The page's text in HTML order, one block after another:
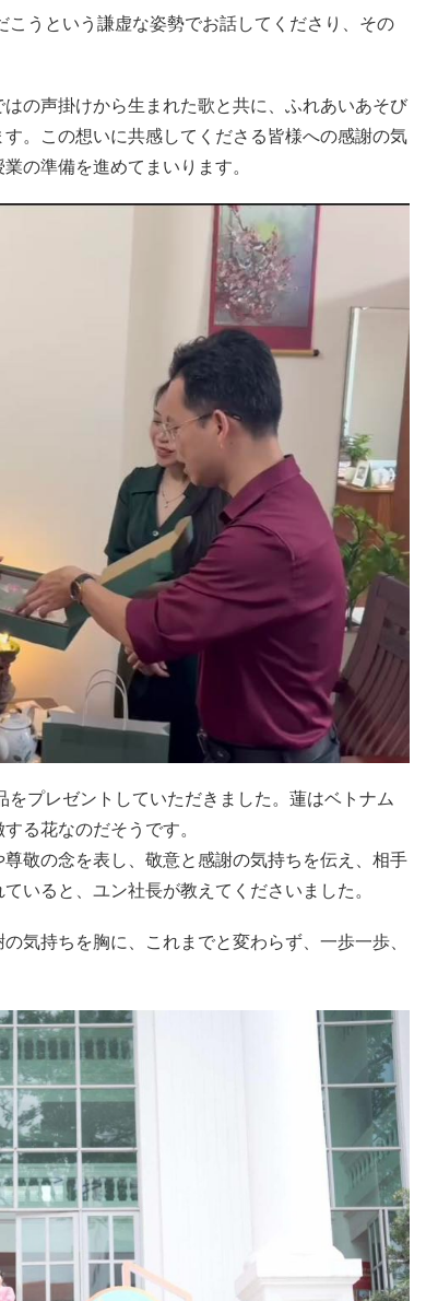
うという謙虚な姿勢でお話してくださり、その
の声掛けから生まれた歌と共に、ふれあいあそび
。この想いに共感してくださる皆様への感謝の気
の準備を進めてまいります。
プレゼントしていただきました。蓮はベトナム
る花なのだそうです。
敬の念を表し、敬意と感謝の気持ちを伝え、相手
いると、ユン社長が教えてくださいました。
気持ちを胸に、これまでと変わらず、一歩一歩、